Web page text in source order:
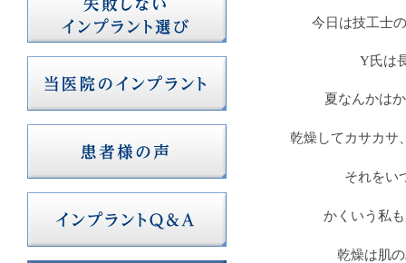
今日は技工士
Y氏は
夏なんかは
乾燥してカサカサ
それをい
かくいう私
乾燥は肌